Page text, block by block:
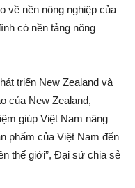
về nền nông nghiệp của
có nền tảng nông
triển New Zealand và
của New Zealand,
giúp Việt Nam nâng
phẩm của Việt Nam đến
thế giới”, Đại sứ chia sẻ